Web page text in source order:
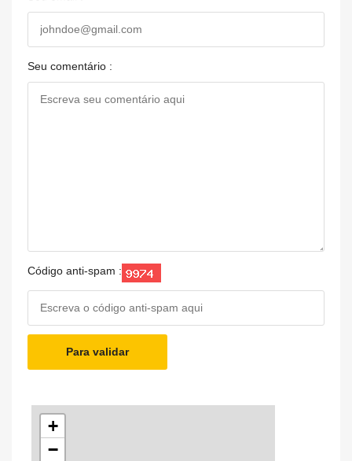
Seu comentário :
Código anti-spam :
Para validar
+
−